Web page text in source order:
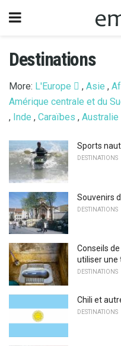
Destinations
More: L'Europe  , Asie ,
Amérique centrale et du
, Inde , Caraïbes ,
Sports
DESTINATIONS
Souvenirs
DESTINATIONS
Conseils
utiliser une
DESTINATIONS
Chili et
DESTINATIONS